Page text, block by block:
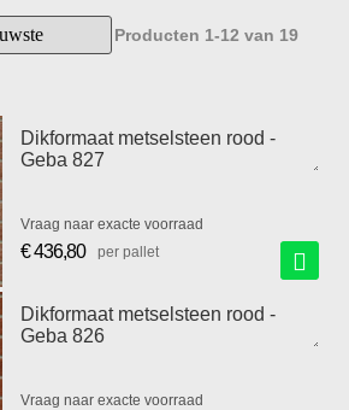
Producten 1-12 van 19
Dikformaat metselsteen rood -
Geba 827
Vraag naar exacte voorraad
€ 436,80 per pallet
Dikformaat metselsteen rood -
Geba 826
Vraag naar exacte voorraad